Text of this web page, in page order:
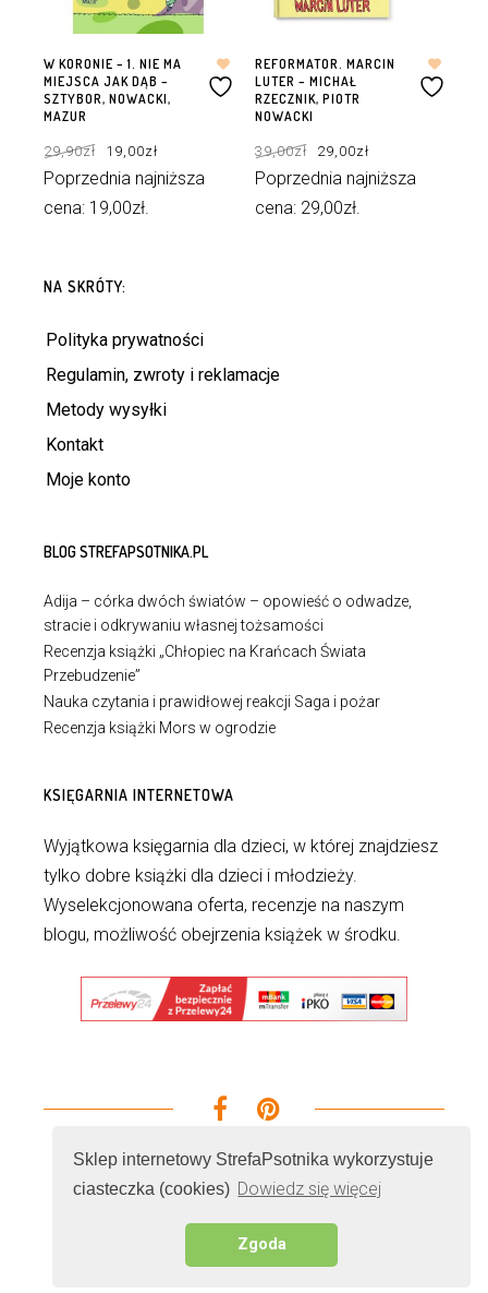
Sklep internetowy StrefaPsotnika wykorzystuje
ciasteczka (cookies) Dowiedz się więcej
Zgoda
W KORONIE – 1. NIE MA
MIEJSCA JAK DĄB –
SZTYBOR, NOWACKI,
MAZUR
29,90zł cena
wynosiła:
29,90zł.
19,00złcena
19,00zł.
Poprzednia najniższa
cena: 19,00zł.
REFORMATOR. MARCIN
LUTER – MICHAŁ
RZECZNIK, PIOTR
NOWACKI
39,00zł cena
wynosiła:
39,00zł.
29,00złcena
29,00zł.
Poprzednia najniższa
cena: 29,00zł.
NA SKRÓTY:
Polityka prywatności
Regulamin, zwroty i reklamacje
Metody wysyłki
Kontakt
Moje konto
BLOG STREFAPSOTNIKA.PL
Adija – córka dwóch światów – opowieść o odwadze,
stracie i odkrywaniu własnej tożsamości
Recenzja książki „Chłopiec na Krańcach Świata
Przebudzenie”
Nauka czytania i prawidłowej reakcji Saga i pożar
Recenzja książki Mors w ogrodzie
KSIĘGARNIA INTERNETOWA
Wyjątkowa księgarnia dla dzieci, w której znajdziesz
tylko dobre książki dla dzieci i młodzieży.
Wyselekcjonowana oferta, recenzje na naszym
blogu, możliwość obejrzenia książek w środku.
© 2026 - Wszelkie prawa zastrzeżone. Realizacja i
Cenobitz.com Marketing Internetowy